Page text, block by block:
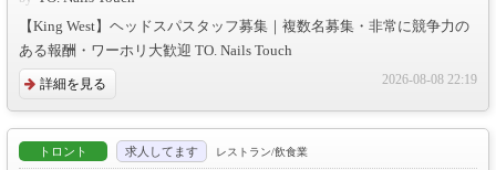
【King West】ヘッドスパスタッフ募集｜複数名募集・非常に競争力の
ある報酬・ワーホリ大歓迎 TO. Nails Touch
詳細を見る 2026-08-08 22:19
トロント 求人してます レストラン/飲食業